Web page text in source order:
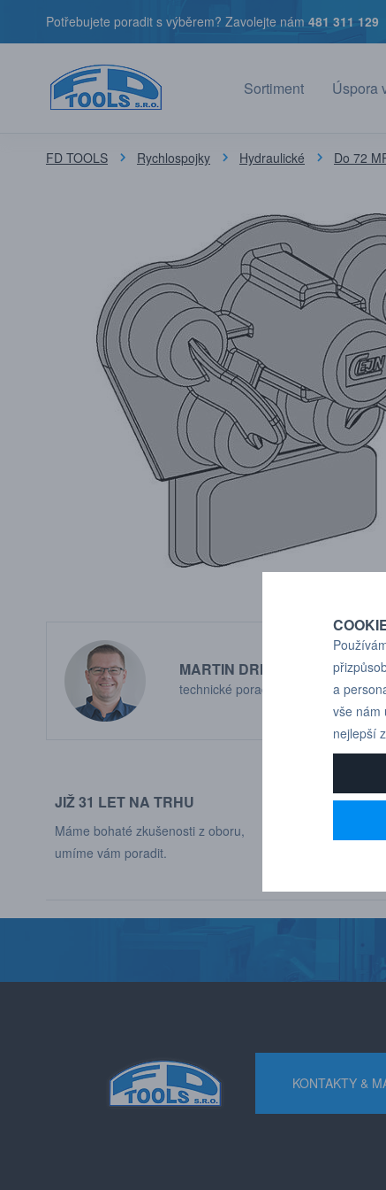
Potřebujete poradit s výběrem? Zavolejte nám 481 311 129
Sortiment Úspora
FD TOOLS Rychlospojky Hydraulické Do 72
MARTIN DRHOLEC
technické poradenství
JIŽ 31 LET NA TRHU
Máme bohaté zkušenosti z oboru,
umíme vám poradit.
KONTAKTY &
a
vše nám
nejlepší